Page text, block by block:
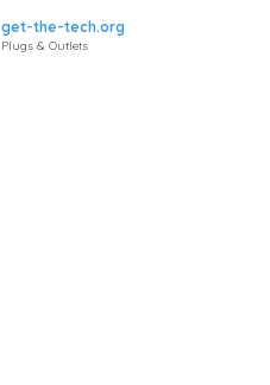
get-the-tech.org
Plugs & Outlets